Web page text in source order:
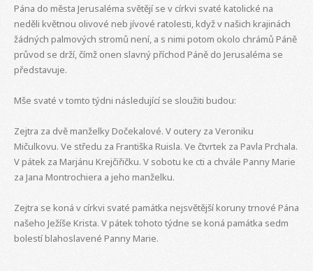
Pána do města Jerusaléma světějí se v církvi svaté katolické na
neděli květnou olivové neb jívové ratolesti, když v našich krajinách
žádných palmových stromů není, a s nimi potom okolo chrámů Páně
průvod se drží, čímž onen slavný příchod Páně do Jerusaléma se
představuje.
Mše svaté v tomto týdni následující se sloužiti budou:
Zejtra za dvě manželky Dočekalové. V outery za Veroniku
Mičulkovu. Ve středu za Františka Ruisla. Ve čtvrtek za Pavla Prchala.
V pátek za Marjánu Krejčiřičku. V sobotu ke cti a chvále Panny Marie
za Jana Montrochiera a jeho manželku.
Zejtra se koná v církvi svaté památka nejsvětější koruny trnové Pána
našeho Ježíše Krista. V pátek tohoto týdne se koná památka sedm
bolestí blahoslavené Panny Marie.